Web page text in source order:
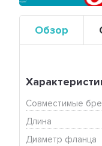
Обзор
Совместимые
Длина
Диаметр фланца